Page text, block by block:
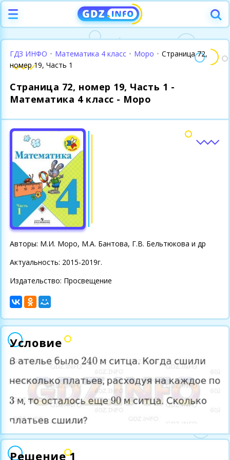
ГДЗ ИНФО • Математика 4 класс • Моро • Страница 72,
номер 19, Часть 1
Страница 72, номер 19, Часть 1 -
Математика 4 класс - Моро
Авторы: М.И. Моро, М.А. Бантова, Г.В. Бельтюкова и др
Актуальность: 2015-2019г.
Издательство: Просвещение
Условие
Решение 1